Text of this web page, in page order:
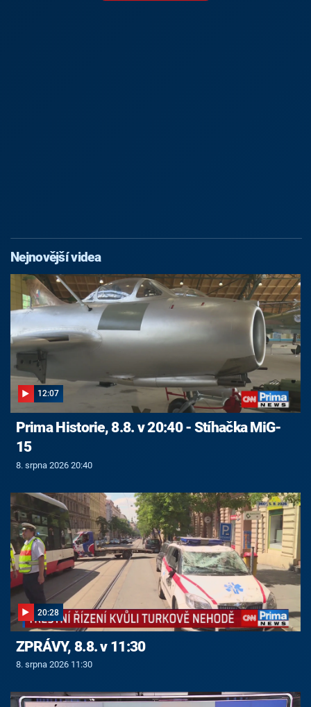
Nejnovější videa
12:07
Prima Historie, 8.8. v 20:40 - Stíhačka MiG-
15
8. srpna 2026 20:40
20:28
ZPRÁVY, 8.8. v 11:30
8. srpna 2026 11:30